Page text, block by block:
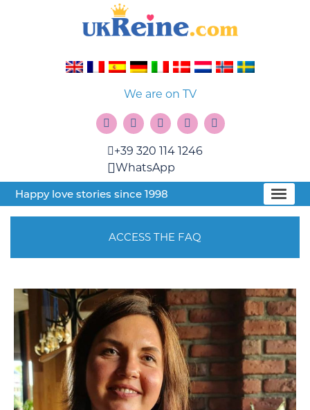
We are on TV
+39 320 114 1246
WhatsApp
Happy love stories since 1998
ACCESS THE FAQ